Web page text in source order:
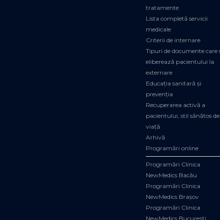
tratamente
Lista completă servicii
medicale
Criterii de internare
Tipuri de documente care
eliberează pacientului la
externare
Educația sanitară și
prevenția
Recuperarea activă a
pacientului, stil sănătos de
viață
Arhivă
Programări online
Programări Clinica
NewMedics Bacău
Programări Clinica
NewMedics Brașov
Programări Clinica
NewMedics București